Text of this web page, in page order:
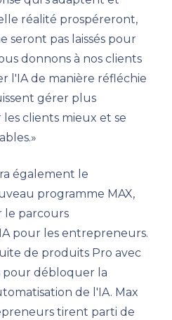
réalité prospéreront,
seront pas laissés pour
donnons à nos clients
l'IA de manière réfléchie
gérer plus
clients mieux et se
également le
programme MAX,
le parcours
pour les entrepreneurs.
de produits Pro avec
pour débloquer la
de l'IA. Max
tirent parti de